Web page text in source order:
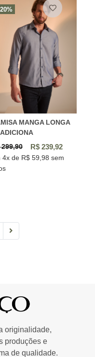
MANGA LONGA
299,90
R$ 239,92
4x de R$ 59,98 sem
originalidade,
produções e
de qualidade.